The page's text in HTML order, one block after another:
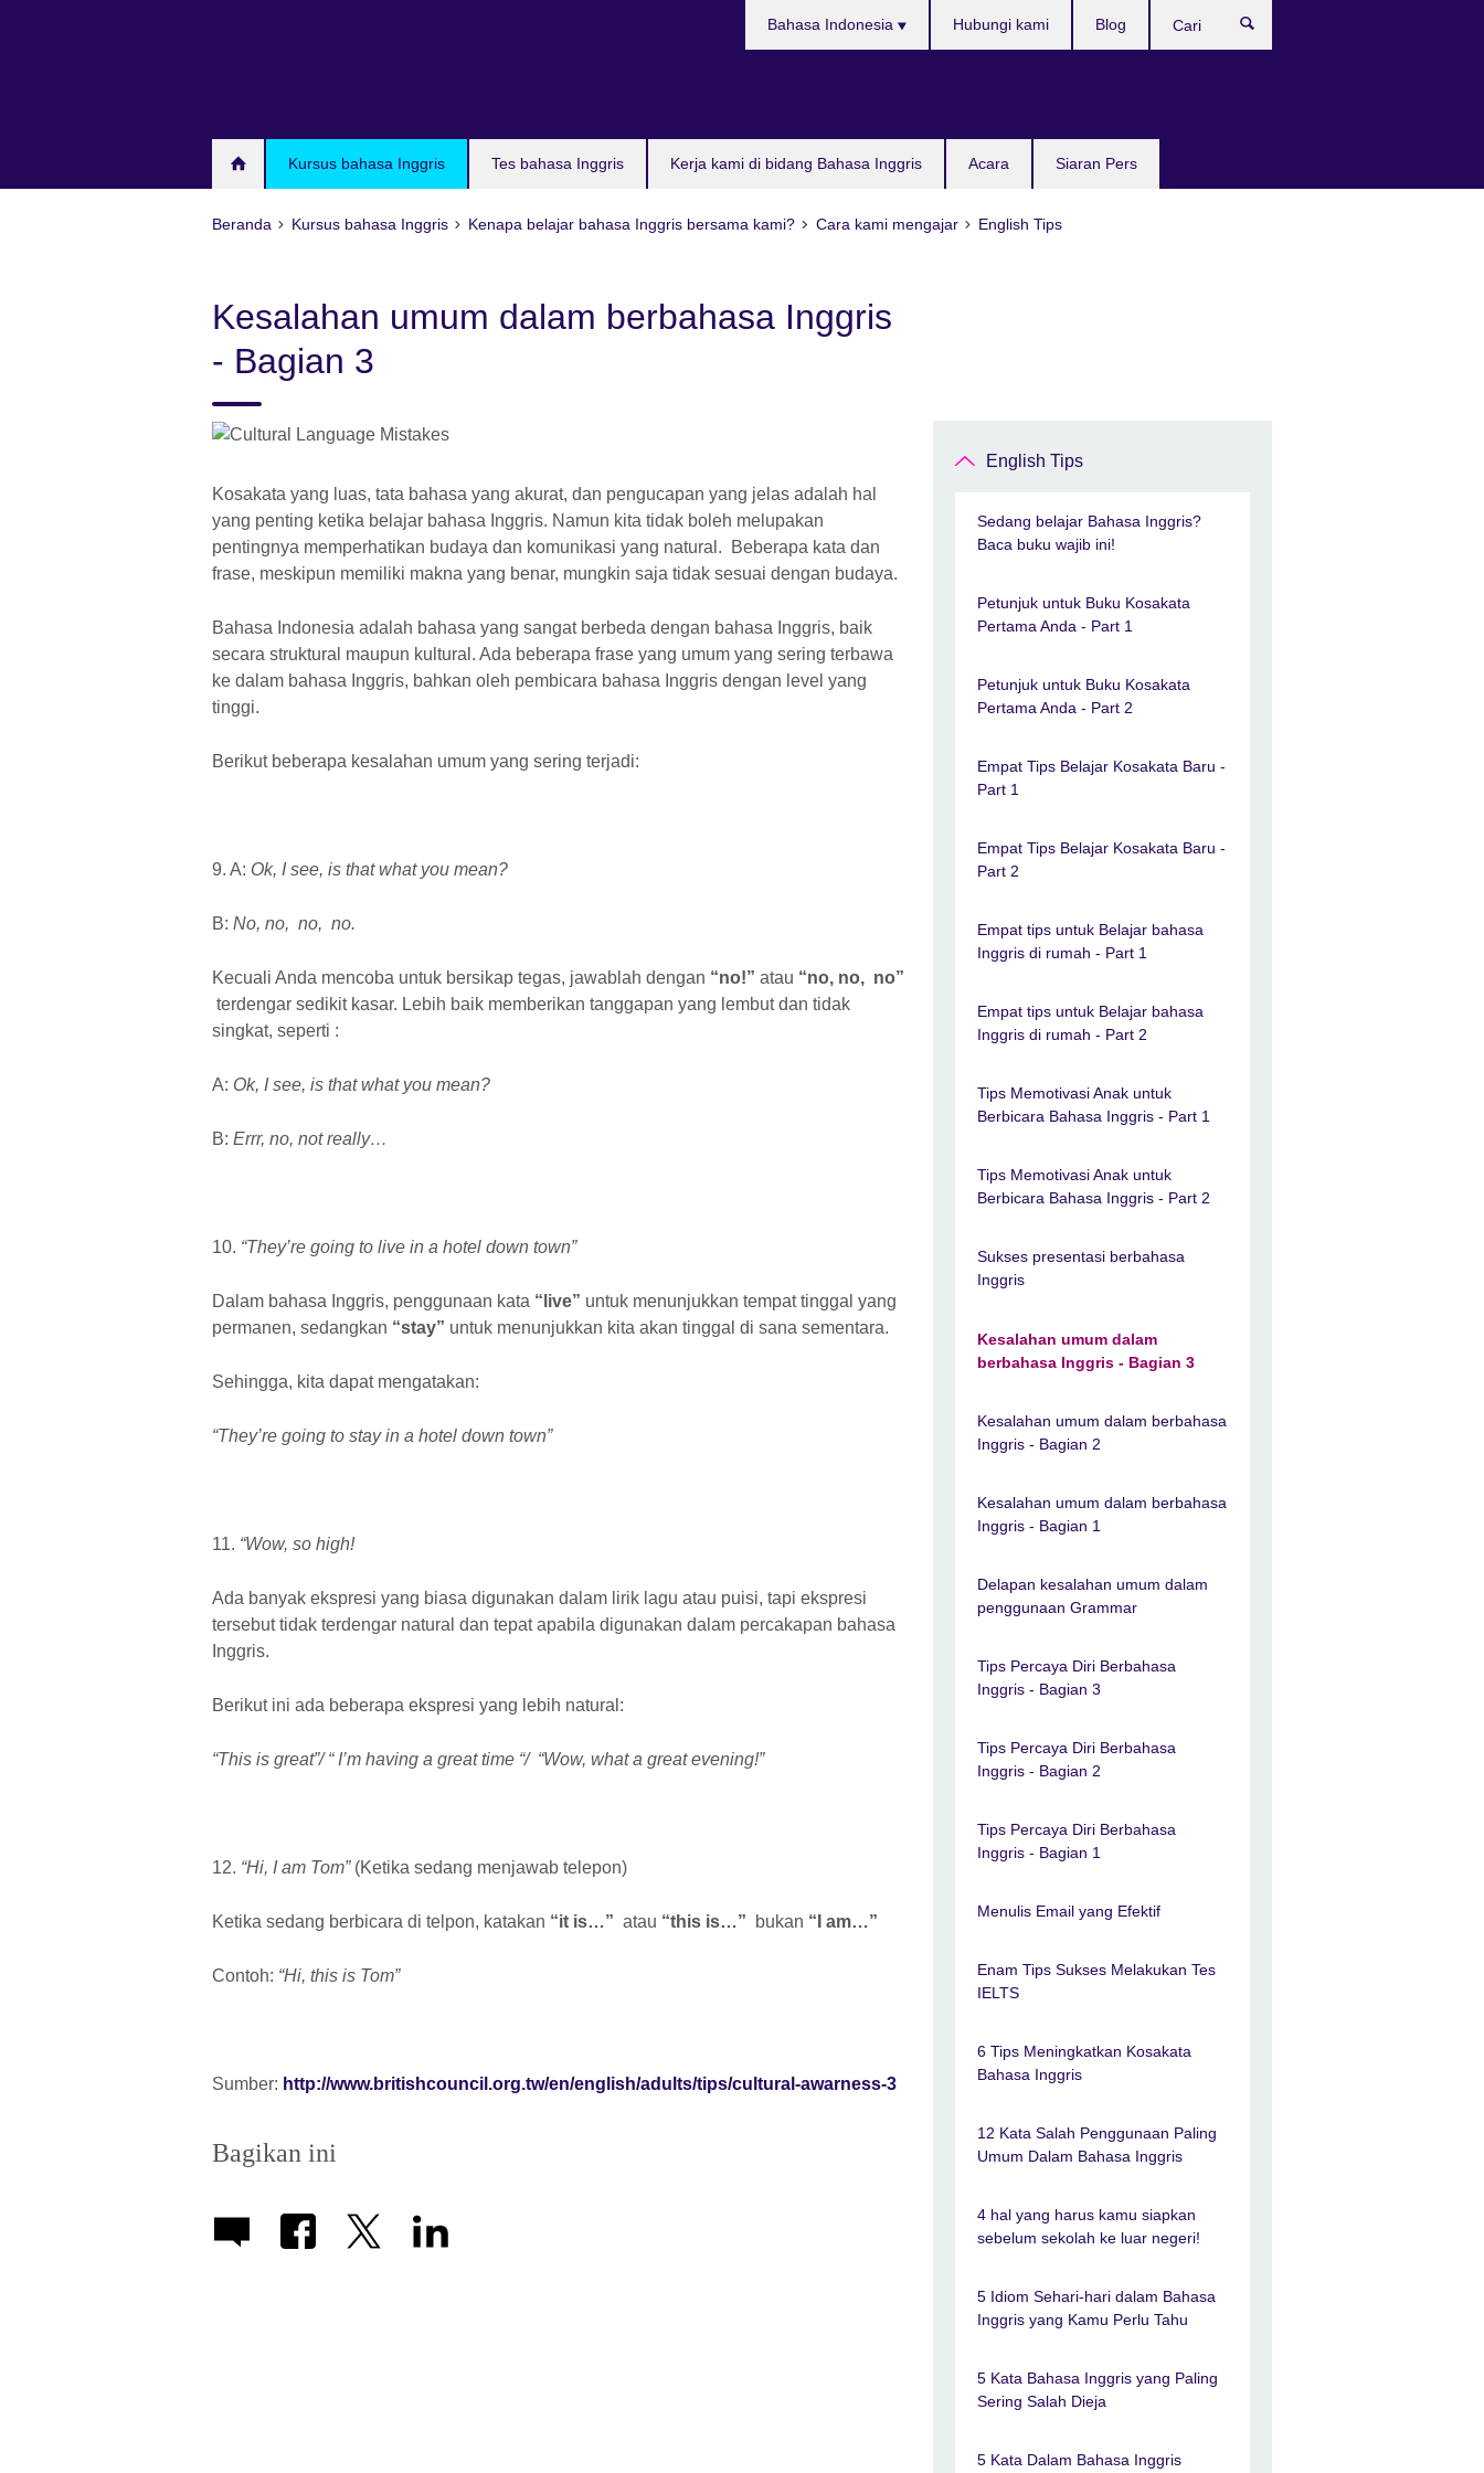
Kursus bahasa Inggris Tes bahasa Inggris Kerja kami di bidang Bahasa Inggris Acara Siaran Pers
Bahasa Indonesia Hubungi kami Blog
Beranda Kursus bahasa Inggris Kenapa belajar bahasa Inggris bersama kami? Cara kami mengajar English Tips
Kesalahan umum dalam berbahasa Inggris
- Bagian 3
Kosakata yang luas, tata bahasa yang akurat, dan pengucapan yang jelas adalah hal
yang penting ketika belajar bahasa Inggris. Namun kita tidak boleh melupakan
pentingnya memperhatikan budaya dan komunikasi yang natural. Beberapa kata dan
frase, meskipun memiliki makna yang benar, mungkin saja tidak sesuai dengan budaya.
Bahasa Indonesia adalah bahasa yang sangat berbeda dengan bahasa Inggris, baik
secara struktural maupun kultural. Ada beberapa frase yang umum yang sering terbawa
ke dalam bahasa Inggris, bahkan oleh pembicara bahasa Inggris dengan level yang
tinggi.
Berikut beberapa kesalahan umum yang sering terjadi:
9. A: Ok, I see, is that what you mean?
B: No, no, no, no.
Kecuali Anda mencoba untuk bersikap tegas, jawablah dengan “no!” atau “no, no, no”
terdengar sedikit kasar. Lebih baik memberikan tanggapan yang lembut dan tidak
singkat, seperti :
A: Ok, I see, is that what you mean?
B: Errr, no, not really…
10. “They’re going to live in a hotel down town”
Dalam bahasa Inggris, penggunaan kata “live” untuk menunjukkan tempat tinggal yang
permanen, sedangkan “stay” untuk menunjukkan kita akan tinggal di sana sementara.
Sehingga, kita dapat mengatakan:
“They’re going to stay in a hotel down town”
11. “Wow, so high!
Ada banyak ekspresi yang biasa digunakan dalam lirik lagu atau puisi, tapi ekspresi
tersebut tidak terdengar natural dan tepat apabila digunakan dalam percakapan bahasa
Inggris.
Berikut ini ada beberapa ekspresi yang lebih natural:
“This is great”/ “ I’m having a great time “/ “Wow, what a great evening!”
12. “Hi, I am Tom”(Ketika sedang menjawab telepon)
Ketika sedang berbicara di telpon, katakan “it is…” atau “this is…” bukan “I am…”
Contoh: “Hi, this is Tom”
Sumber: http://www.britishcouncil.org.tw/en/english/adults/tips/cultural-awarness-3
Bagikan ini
English Tips
Sedang belajar Bahasa Inggris?
Baca buku wajib ini!
Petunjuk untuk Buku Kosakata
Pertama Anda - Part 1
Petunjuk untuk Buku Kosakata
Pertama Anda - Part 2
Empat Tips Belajar Kosakata Baru -
Part 1
Empat Tips Belajar Kosakata Baru -
Part 2
Empat tips untuk Belajar bahasa
Inggris di rumah - Part 1
Empat tips untuk Belajar bahasa
Inggris di rumah - Part 2
Tips Memotivasi Anak untuk
Berbicara Bahasa Inggris - Part 1
Tips Memotivasi Anak untuk
Berbicara Bahasa Inggris - Part 2
Sukses presentasi berbahasa
Inggris
Kesalahan umum dalam
berbahasa Inggris - Bagian 3
Kesalahan umum dalam berbahasa
Inggris - Bagian 2
Kesalahan umum dalam berbahasa
Inggris - Bagian 1
Delapan kesalahan umum dalam
penggunaan Grammar
Tips Percaya Diri Berbahasa
Inggris - Bagian 3
Tips Percaya Diri Berbahasa
Inggris - Bagian 2
Tips Percaya Diri Berbahasa
Inggris - Bagian 1
Menulis Email yang Efektif
Enam Tips Sukses Melakukan Tes
IELTS
6 Tips Meningkatkan Kosakata
Bahasa Inggris
12 Kata Salah Penggunaan Paling
Umum Dalam Bahasa Inggris
4 hal yang harus kamu siapkan
sebelum sekolah ke luar negeri!
5 Idiom Sehari-hari dalam Bahasa
Inggris yang Kamu Perlu Tahu
5 Kata Bahasa Inggris yang Paling
Sering Salah Dieja
5 Kata Dalam Bahasa Inggris